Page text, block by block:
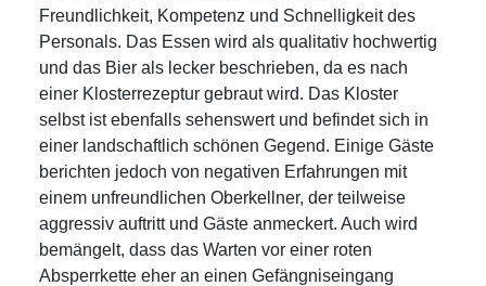
Freundlichkeit, Kompetenz und Schnelligkeit des
Personals. Das Essen wird als qualitativ hochwertig
und das Bier als lecker beschrieben, da es nach
einer Klosterrezeptur gebraut wird. Das Kloster
selbst ist ebenfalls sehenswert und befindet sich in
einer landschaftlich schönen Gegend. Einige Gäste
berichten jedoch von negativen Erfahrungen mit
einem unfreundlichen Oberkellner, der teilweise
aggressiv auftritt und Gäste anmeckert. Auch wird
bemängelt, dass das Warten vor einer roten
Absperrkette eher an einen Gefängniseingang